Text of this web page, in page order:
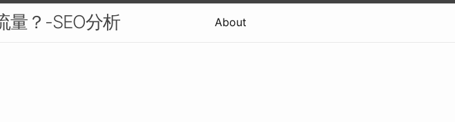
量？-SEO分析 About